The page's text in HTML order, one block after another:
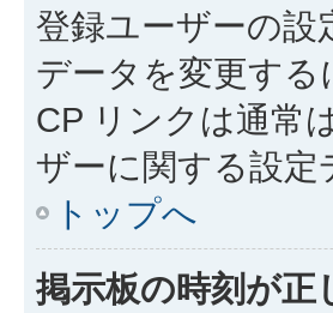
登録ユーザーの設
データを変更す
CP リンクは通常
ザーに関する設
トップへ
掲示板の時刻が